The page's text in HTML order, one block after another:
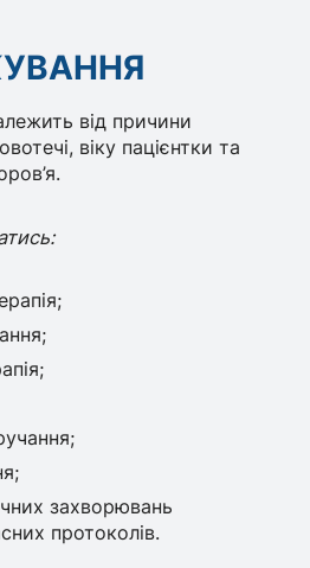
від причини
віку пацієнтки та
захворювань
протоколів.